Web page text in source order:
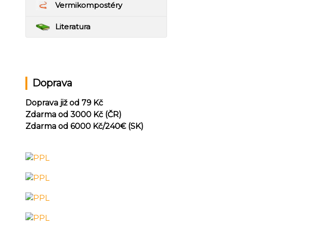
Vermikompostéry
Literatura
Doprava
Doprava již od 79 Kč
Zdarma od 3000 Kč (ČR)
Zdarma od 6000 Kč/240€ (SK)